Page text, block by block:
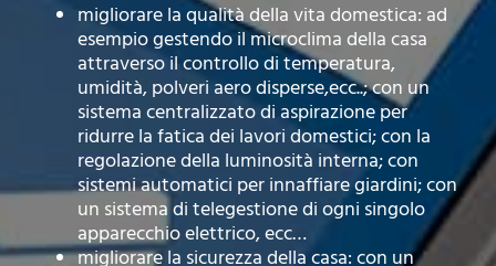
migliorare la qualità della vita domestica: ad
esempio gestendo il microclima della casa
attraverso il controllo di temperatura,
umidità, polveri aero disperse,ecc..; con un
sistema centralizzato di aspirazione per
ridurre la fatica dei lavori domestici; con la
regolazione della luminosità interna; con
sistemi automatici per innaffiare giardini; con
un sistema di telegestione di ogni singolo
apparecchio elettrico, ecc…
migliorare la sicurezza della casa: con un